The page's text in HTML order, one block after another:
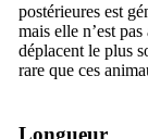
postérieures est
mais elle n’est
déplacent le plus
rare que ces
Longueur